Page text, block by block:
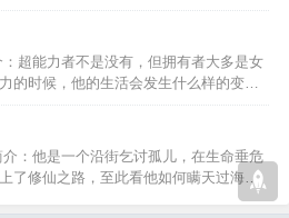
超能力者不是没有，但拥有者大多是女
的时候，他的生活会发生什么样的变
：他是一个沿街乞讨孤儿，在生命垂危
了修仙之路，至此看他如何瞒天过海，